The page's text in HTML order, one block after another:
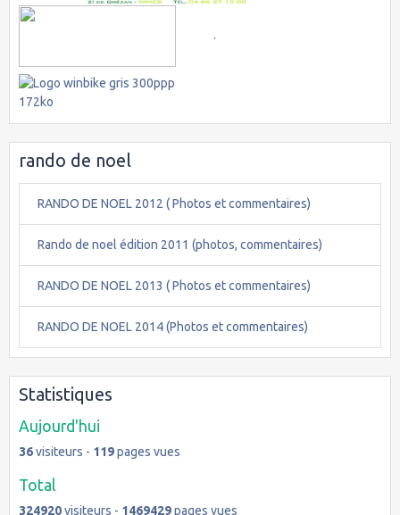
.
rando de noel
RANDO DE NOEL 2012 ( Photos et commentaires)
Rando de noel édition 2011 (photos, commentaires)
RANDO DE NOEL 2013 ( Photos et commentaires)
RANDO DE NOEL 2014 (Photos et commentaires)
Statistiques
Aujourd'hui
36visiteurs - 119pages vues
Total
324920visiteurs - 1469429pages vues